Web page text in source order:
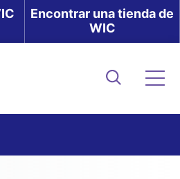
Encontrar una tienda de
WIC